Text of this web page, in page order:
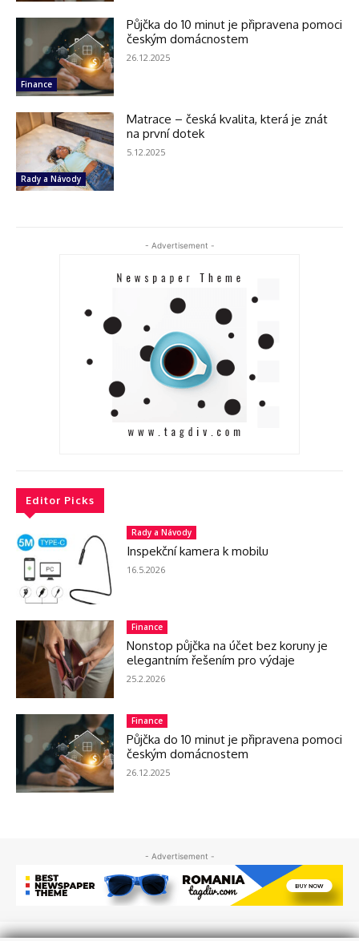
Finance
Půjčka do 10 minut je připravena pomoci
českým domácnostem
26.12.2025
Rady a Návody
Matrace – česká kvalita, která je znát
na první dotek
5.12.2025
- Advertisement -
Editor Picks
Rady a Návody
Inspekční kamera k mobilu
16.5.2026
Finance
Nonstop půjčka na účet bez koruny je
elegantním řešením pro výdaje
25.2.2026
Finance
Půjčka do 10 minut je připravena pomoci
českým domácnostem
26.12.2025
- Advertisement -